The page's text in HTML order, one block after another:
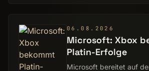
06.08.2026
Microsoft: Xbox
Platin-Erfolge
Microsoft bereitet auf